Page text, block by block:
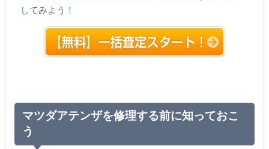
してみよう！
マツダアテンザを修理する前に知っておこ
う